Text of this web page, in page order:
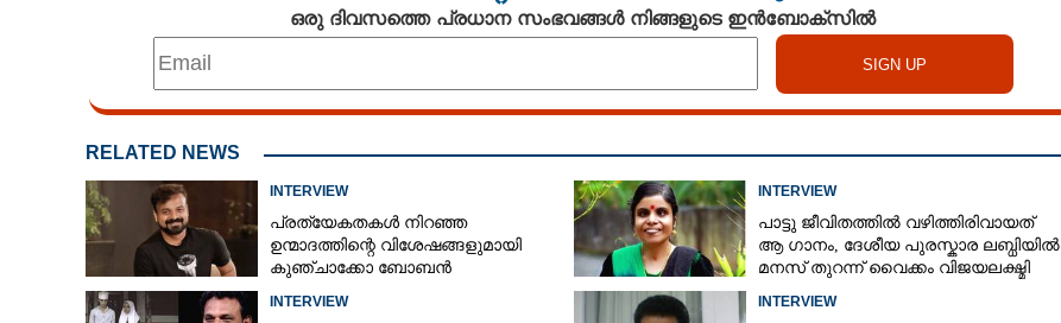
ഒരു ദിവസത്തെ പ്രധാന സംഭവങ്ങൾ നിങ്ങളുടെ ഇൻബോക്സിൽ
RELATED NEWS
INTERVIEW
പ്രത്യേകതകൾ നിറഞ്ഞ
ഉന്മാദത്തിന്റെ വിശേഷങ്ങളുമായി
കുഞ്ചാക്കോ ബോബൻ
INTERVIEW
പാട്ടു ജീവിതത്തിൽ വഴിത്തിരിവായത്
ആ ഗാനം, ദേശീയ പുരസ്കാര ലബ്ധിയിൽ
മനസ് തുറന്ന് വൈക്കം വിജയലക്ഷ്മി
INTERVIEW INTERVIEW